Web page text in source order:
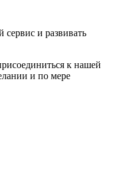
и развивать
к нашей
и по мере